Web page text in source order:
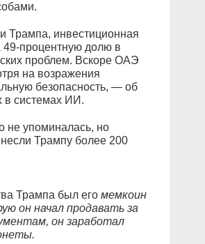
Трампа, инвестиционная
процентную долю в
проблем. Вскоре ОАЭ
на возражения
безопасность, — об
в системах ИИ.
не упоминалась, но
Трампу более 200
Трампа был его мемкоин
он начал продавать за
он заработал